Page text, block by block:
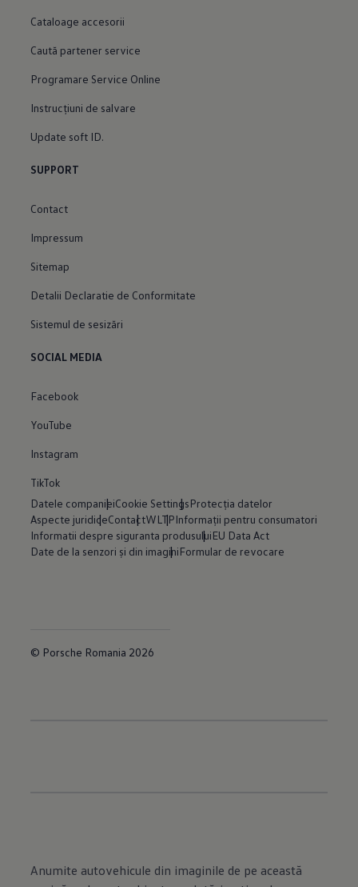
Cataloage accesorii
Caută partener service
Programare Service Online
Instrucțiuni de salvare
Update soft ID.
SUPPORT
Contact
Impressum
Sitemap
Detalii Declaratie de Conformitate
Sistemul de sesizări
SOCIAL MEDIA
Facebook
YouTube
Instagram
TikTok
Datele companieiCookie SettingsProtecția datelor
Aspecte juridiceContactWLTPInformații pentru consumatori
Informatii despre siguranta produsuluiEU Data Act
Date de la senzori și din imaginiFormular de revocare
© Porsche Romania 2026
Anumite autovehicule din imaginile de pe această